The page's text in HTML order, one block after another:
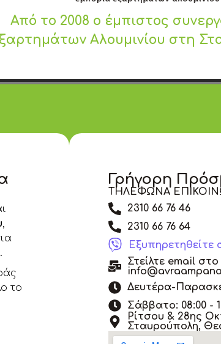
Από το 2008 ο έμπιστος
Αλουμινίου στη
,
το
Γρήγορη
ΤΗΛΕΦΩΝΑ
2310 66 76 46
2310 66 76 64
Εξυπηρετηθείτε
Στείλτε email στο
Δευτέρα-
Σάββατο: 08:00 -
Ρίτσου & 28ης
Σταυρούπολη,